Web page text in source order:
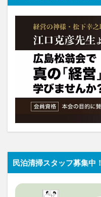
民泊清掃スタッフ募集中！